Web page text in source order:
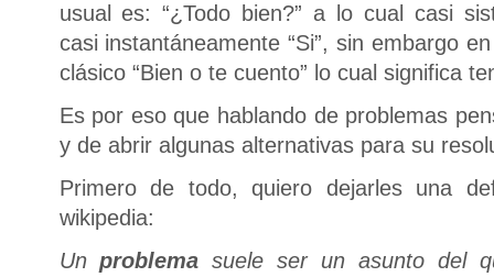
usual es: “¿Todo bien?” a lo cual casi
casi instantáneamente “Si”, sin embargo
clásico “Bien o te cuento” lo cual significa
Es por eso que hablando de problemas
y de abrir algunas alternativas para su
Primero de todo, quiero dejarles una
wikipedia:
Unproblema suele ser un asunto del